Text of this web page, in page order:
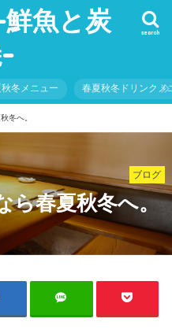
魚と炭
search
冬メニュー 春夏秋冬ドリンクメ
冬へ。
ブログ
ら春夏秋冬へ。